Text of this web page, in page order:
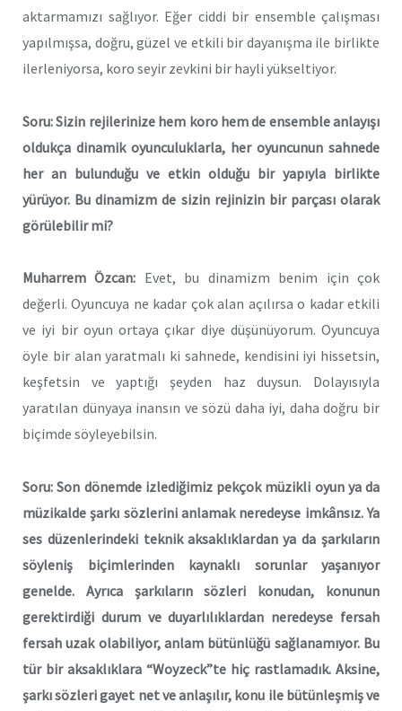
aktarmamızı sağlıyor. Eğer ciddi bir ensemble çalışması
yapılmışsa, doğru, güzel ve etkili bir dayanışma ile birlikte
ilerleniyorsa, koro seyir zevkini bir hayli yükseltiyor.
Soru: Sizin rejilerinize hem koro hem de ensemble anlayışı
oldukça dinamik oyunculuklarla, her oyuncunun sahnede
her an bulunduğu ve etkin olduğu bir yapıyla birlikte
yürüyor. Bu dinamizm de sizin rejinizin bir parçası olarak
görülebilir mi?
Muharrem Özcan: Evet, bu dinamizm benim için çok
değerli. Oyuncuya ne kadar çok alan açılırsa o kadar etkili
ve iyi bir oyun ortaya çıkar diye düşünüyorum. Oyuncuya
öyle bir alan yaratmalı ki sahnede, kendisini iyi hissetsin,
keşfetsin ve yaptığı şeyden haz duysun. Dolayısıyla
yaratılan dünyaya inansın ve sözü daha iyi, daha doğru bir
biçimde söyleyebilsin.
Soru: Son dönemde izlediğimiz pekçok müzikli oyun ya da
müzikalde şarkı sözlerini anlamak neredeyse imkânsız. Ya
ses düzenlerindeki teknik aksaklıklardan ya da şarkıların
söyleniş biçimlerinden kaynaklı sorunlar yaşanıyor
genelde. Ayrıca şarkıların sözleri konudan, konunun
gerektirdiği durum ve duyarlılıklardan neredeyse fersah
fersah uzak olabiliyor, anlam bütünlüğü sağlanamıyor. Bu
tür bir aksaklıklara “Woyzeck”te hiç rastlamadık. Aksine,
şarkı sözleri gayet net ve anlaşılır, konu ile bütünleşmiş ve